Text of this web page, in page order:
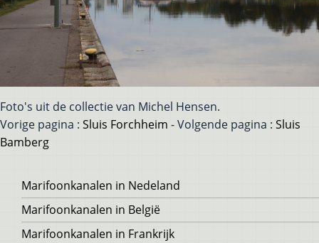
Foto's uit de collectie van Michel Hensen.
Vorige pagina : Sluis Forchheim - Volgende pagina : Sluis
Bamberg
Voet
Marifoonkanalen in Nedeland
Marifoonkanalen in België
Marifoonkanalen in Frankrijk